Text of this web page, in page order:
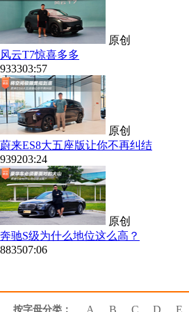
原创
风云T7惊喜多多
933303:57
原创
蔚来ES8大五座版让你不再纠结
939203:24
原创
奔驰S级为什么地位这么高？
883507:06
按字母分类： A B C D E